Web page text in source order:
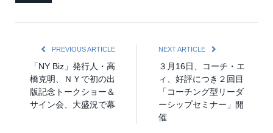
PREVIOUS ARTICLE
「NY Biz」発行人・高
橋克明、ＮＹで初の出
版記念トークショー＆
サイン会、大盛況で幕
NEXT ARTICLE
３月16日、コーチ・エ
ィ、好評につき２回目
「コーチング型リーダ
ーシップセミナー」開
催